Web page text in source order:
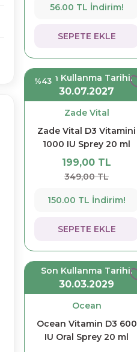
56.00 TL İndirim!
SEPETE EKLE
%43Son Kullanma Tarihi:
30.07.2027
Zade Vital
Zade Vital D3 Vitamini
1000 IU Sprey 20 ml
199,00 TL
349,00 TL
150.00 TL İndirim!
SEPETE EKLE
Son Kullanma Tarihi:
30.03.2029
Ocean
Ocean Vitamin D3 600
IU Oral Sprey 20 ml